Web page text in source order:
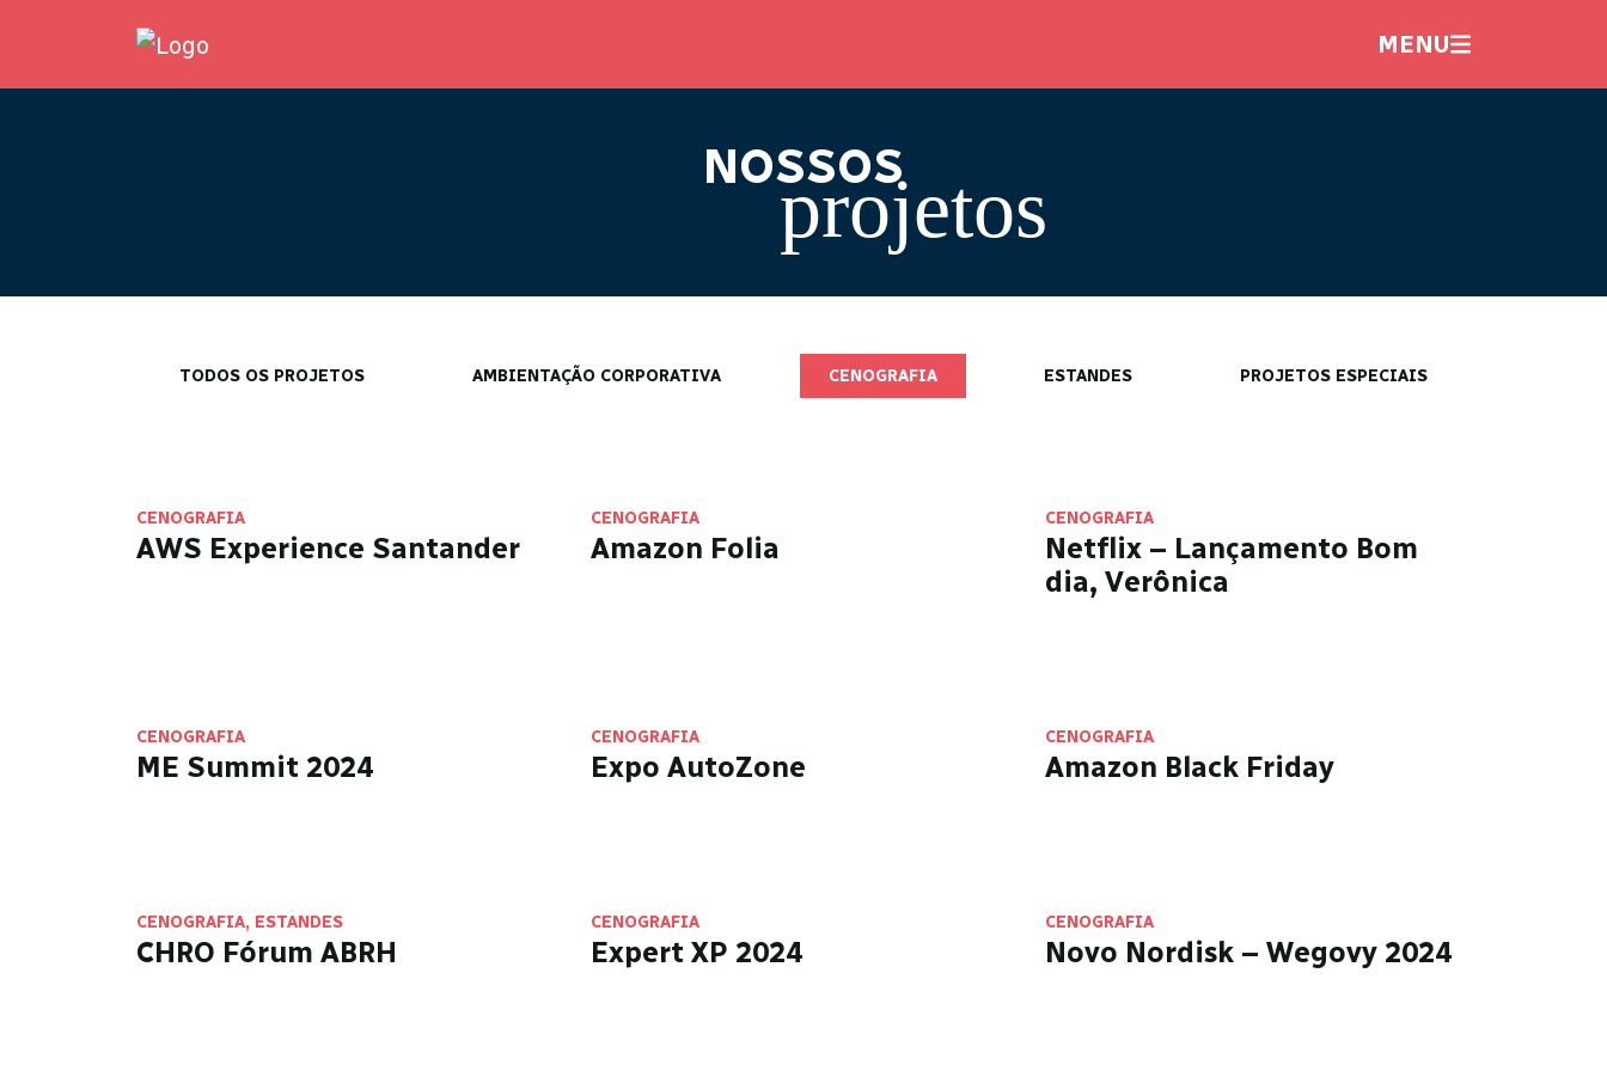
MENU
NOSSOS
projetos
TODOS OS PROJETOS AMBIENTAÇÃO CORPORATIVA CENOGRAFIA ESTANDES PROJETOS ESPECIAIS
CENOGRAFIA
AWS Experience Santander
CENOGRAFIA
Amazon Folia
CENOGRAFIA
Netflix – Lançamento Bom
dia, Verônica
CENOGRAFIA
ME Summit 2024
CENOGRAFIA
Expo AutoZone
CENOGRAFIA
Amazon Black Friday
CENOGRAFIA, ESTANDES
CHRO Fórum ABRH
CENOGRAFIA
Expert XP 2024
CENOGRAFIA
Novo Nordisk – Wegovy 2024